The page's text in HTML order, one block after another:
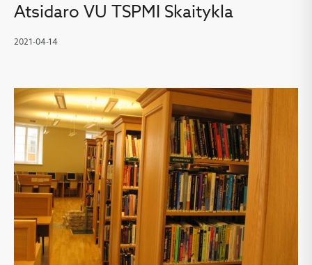
Atsidaro VU TSPMI Skaitykla
2021-04-14